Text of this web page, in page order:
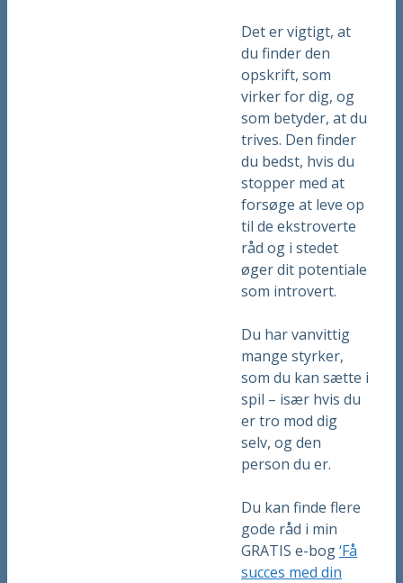
Det er vigtigt, at
du finder den
opskrift, som
virker for dig, og
som betyder, at du
trives. Den finder
du bedst, hvis du
stopper med at
forsøge at leve op
til de ekstroverte
råd og i stedet
øger dit potentiale
som introvert.
Du har vanvittig
mange styrker,
som du kan sætte i
spil – især hvis du
er tro mod dig
selv, og den
person du er.
Du kan finde flere
gode råd i min
GRATIS e-bog‘Få
succes med din